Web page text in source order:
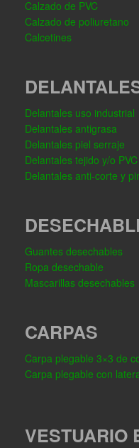
Calzado de PVC
Calzado de poliuretano
Calcetines
Delantales uso industrial
Delantales antigrasa
Delantales piel serraje
Delantales tejido y/o PVC
Delantales anti-corte y
Guantes desechables
Ropa desechable
Mascarillas desechables
CARPAS
Carpa plegable 3×3 de
Carpa plegable con
VESTUARIO